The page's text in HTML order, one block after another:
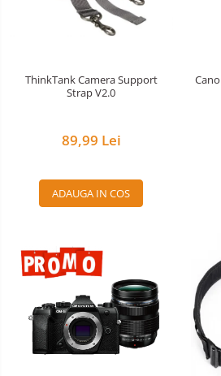
ThinkTank Camera Support
Strap V2.0
89,99 Lei
ADAUGA IN COS